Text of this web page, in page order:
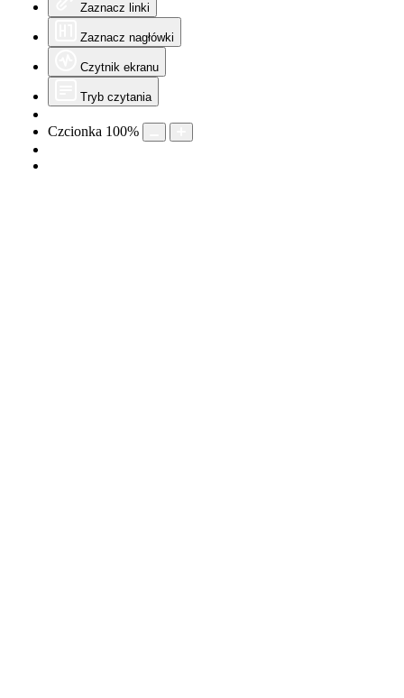
Zaznacz linki
Zaznacz nagłówki
Czytnik ekranu
Tryb czytania
Czcionka 100%